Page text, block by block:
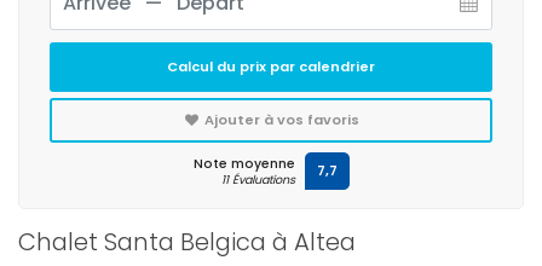
Chalet Santa Belgica à Altea
Calcul du prix par calendrier
Ajouter à vos favoris
Note moyenne
11 Évaluations 7,7